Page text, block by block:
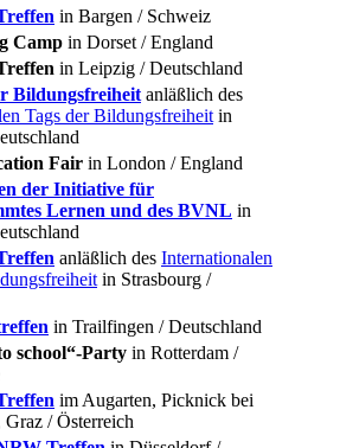
in Bargen / Schweiz
Camp in Dorset / England
in Leipzig / Deutschland
Bildungsfreiheit anläßlich des
Tags der Bildungsfreiheit in
Fair in London / England
der Initiative für
Lernen und des BVNL in
anläßlich des Internationalen
in Strasbourg /
in Trailfingen / Deutschland
school“-Party in Rotterdam /
im Augarten, Picknick bei
Graz / Österreich